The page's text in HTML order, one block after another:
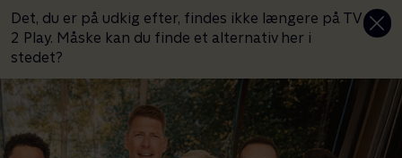
Det, du er på udkig efter, findes ikke længere på TV
2 Play. Måske kan du finde et alternativ her i
stedet?